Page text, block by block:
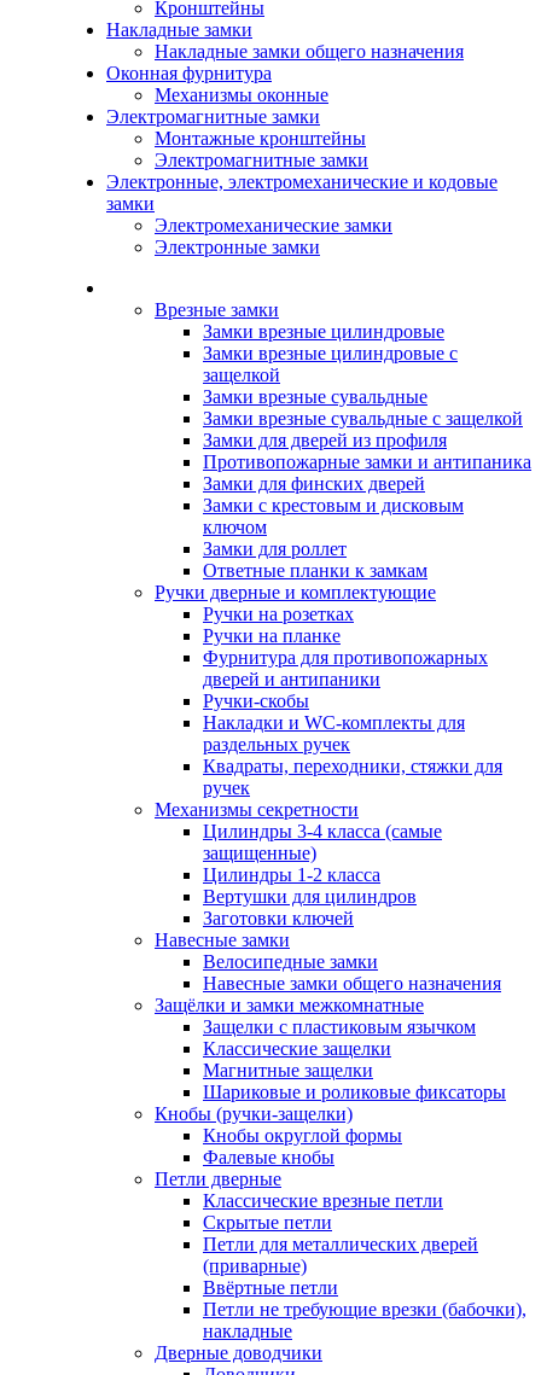
Кронштейны
Накладные замки
Накладные замки общего назначения
Оконная фурнитура
Механизмы оконные
Электромагнитные замки
Монтажные кронштейны
Электромагнитные замки
Электронные, электромеханические и кодовые
замки
Электромеханические замки
Электронные замки
Врезные замки
Замки врезные цилиндровые
Замки врезные цилиндровые с
защелкой
Замки врезные сувальдные
Замки врезные сувальдные с защелкой
Замки для дверей из профиля
Противопожарные замки и антипаника
Замки для финских дверей
Замки с крестовым и дисковым
ключом
Замки для роллет
Ответные планки к замкам
Ручки дверные и комплектующие
Ручки на розетках
Ручки на планке
Фурнитура для противопожарных
дверей и антипаники
Ручки-скобы
Накладки и WC-комплекты для
раздельных ручек
Квадраты, переходники, стяжки для
ручек
Механизмы секретности
Цилиндры 3-4 класса (самые
защищенные)
Цилиндры 1-2 класса
Вертушки для цилиндров
Заготовки ключей
Навесные замки
Велосипедные замки
Навесные замки общего назначения
Защёлки и замки межкомнатные
Защелки с пластиковым язычком
Классические защелки
Магнитные защелки
Шариковые и роликовые фиксаторы
Кнобы (ручки-защелки)
Кнобы округлой формы
Фалевые кнобы
Петли дверные
Классические врезные петли
Скрытые петли
Петли для металлических дверей
(приварные)
Ввёртные петли
Петли не требующие врезки (бабочки),
накладные
Дверные доводчики